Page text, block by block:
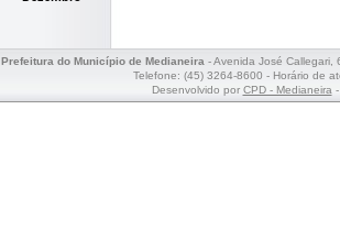
Prefeitura do Município de Medianeira- Avenida José Callegari,
Telefone: (45) 3264-8600 - Horário de
Desenvolvido por CPD - Medianeira-